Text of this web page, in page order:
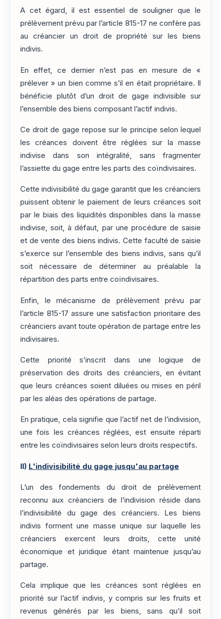
A cet égard, il est essentiel de souligner que le
prélèvement prévu par l’article 815-17 ne confère pas
au créancier un droit de propriété sur les biens
indivis.
En effet, ce dernier n’est pas en mesure de «
prélever » un bien comme s’il en était propriétaire. Il
bénéficie plutôt d’un droit de gage indivisible sur
l’ensemble des biens composant l’actif indivis.
Ce droit de gage repose sur le principe selon lequel
les créances doivent être réglées sur la masse
indivise dans son intégralité, sans fragmenter
l’assiette du gage entre les parts des coïndivisaires.
Cette indivisibilité du gage garantit que les créanciers
puissent obtenir le paiement de leurs créances soit
par le biais des liquidités disponibles dans la masse
indivise, soit, à défaut, par une procédure de saisie
et de vente des biens indivis. Cette faculté de saisie
s’exerce sur l’ensemble des biens indivis, sans qu’il
soit nécessaire de déterminer au préalable la
répartition des parts entre coïndivisaires.
Enfin, le mécanisme de prélèvement prévu par
l’article 815-17 assure une satisfaction prioritaire des
créanciers avant toute opération de partage entre les
indivisaires.
Cette priorité s’inscrit dans une logique de
préservation des droits des créanciers, en évitant
que leurs créances soient diluées ou mises en péril
par les aléas des opérations de partage.
En pratique, cela signifie que l’actif net de l’indivision,
une fois les créances réglées, est ensuite réparti
entre les coïndivisaires selon leurs droits respectifs.
II) L'indivisibilité du gage jusqu'au partage
L’un des fondements du droit de prélèvement
reconnu aux créanciers de l’indivision réside dans
l’indivisibilité du gage des créanciers. Les biens
indivis forment une masse unique sur laquelle les
créanciers exercent leurs droits, cette unité
économique et juridique étant maintenue jusqu’au
partage.
Cela implique que les créances sont réglées en
priorité sur l’actif indivis, y compris sur les fruits et
revenus générés par les biens, sans qu’il soit